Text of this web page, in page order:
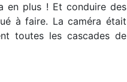
en plus ! Et conduire des
à faire. La caméra était
toutes les cascades de